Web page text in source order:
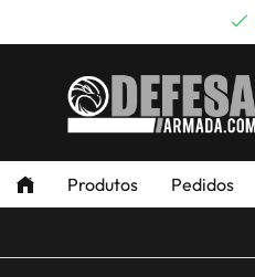
Produtos Pedidos